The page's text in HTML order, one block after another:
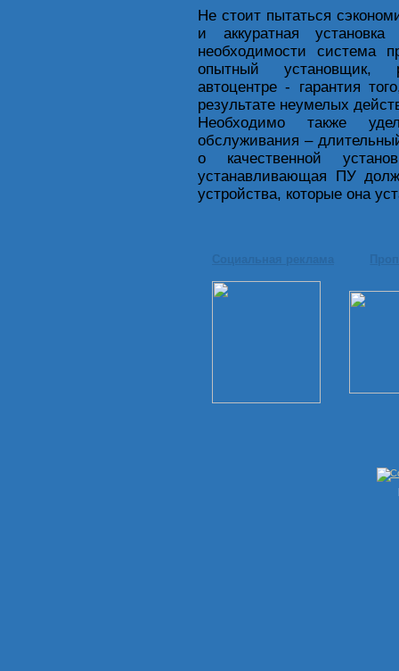
Не стоит пытаться
и аккуратная
необходимости система
опытный установщик,
автоцентре - гарантия
результате неумелых
Необходимо также
обслуживания –
о качественной
устанавливающая ПУ
устройства, которые она